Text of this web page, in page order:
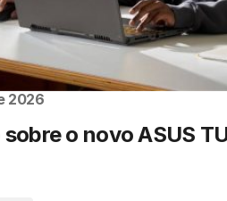
2026
o novo ASUS